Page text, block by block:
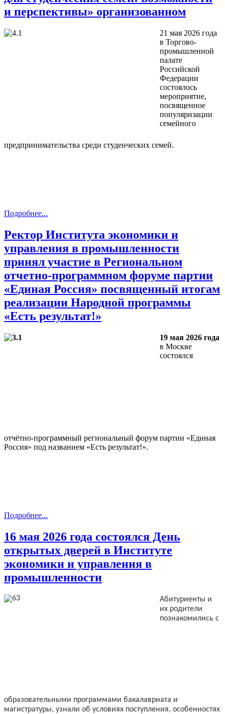
и перспективы» организованном
21 мая 2026 года
в Торгово-
промышленной
палате
Российской
Федерации
состоялось
мероприятие,
посвященное
популяризации
семейного
предпринимательства среди студенческих семей.
Подробнее...
Ректор Института экономики и
управления в промышленности
принял участие в Региональном
отчетно-программном форуме партии
«Единая Россия» посвященный итогам
реализации Народной программы
«Есть результат!»
19 мая 2026 года
в Москве
состоялся
отчётно‑программный региональный форум партии «Единая
Россия» под названием «Есть результат!».
Подробнее...
16 мая 2026 года состоялся День
открытых дверей в Институте
экономики и управления в
промышленности
Абитуриенты и
их родители
познакомились с
образовательными программами бакалавриата и
магистратуры, узнали об условиях поступления, особенностях